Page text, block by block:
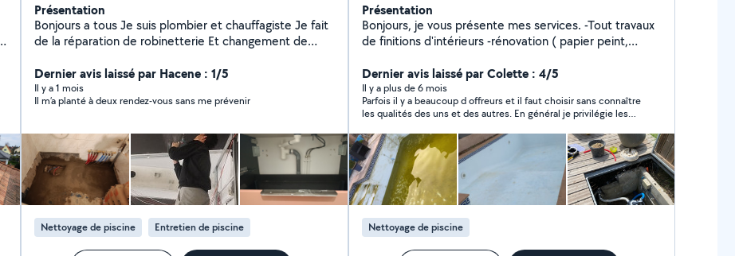
Présentation
Bonjours a tous Je suis plombier et chauffagiste Je fait
de la réparation de robinetterie Et changement de
Dernier avis laissé par Hacene : 1/5
Il y a 1 mois
Il m’a planté à deux rendez-vous sans me prévenir
Nettoyage de piscine Entretien de piscine
Présentation
Bonjours, je vous présente mes services. -Tout travaux
de finitions d'intérieurs -rénovation ( papier peint,
placo..) -maintenance / rénovation piscine (formation
AFPA) -formation au composite, réparation / petite
retouche coque bateaux -entretient espace vert -
nettoyage de vos terrasse/toitures -maçonnerie,
façade et bien plus, n'hésitez pas à me contacter.
Rigoureux et sérieux.
Dernier avis laissé par Colette : 4/5
Il y a plus de 6 mois
Parfois il y a beaucoup d offreurs et il faut choisir sans connaître
les qualités des uns et des autres. En général je privilégie les
Nettoyage de piscine